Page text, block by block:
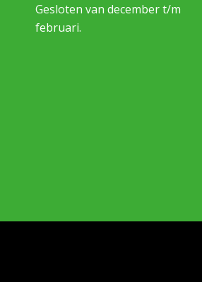
Gesloten van december t/m
februari.